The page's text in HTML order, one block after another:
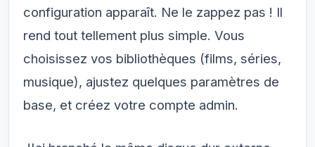
configuration apparaît. Ne le zappez pas ! Il
rend tout tellement plus simple. Vous
choisissez vos bibliothèques (films, séries,
musique), ajustez quelques paramètres de
base, et créez votre compte admin.